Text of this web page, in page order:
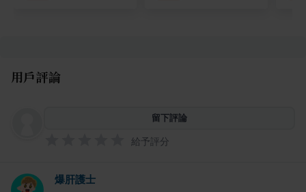
用戶評論
留下評論
給予評分
爆肝護士